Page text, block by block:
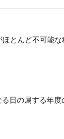
ほとんど不可能な
る日の属する年度